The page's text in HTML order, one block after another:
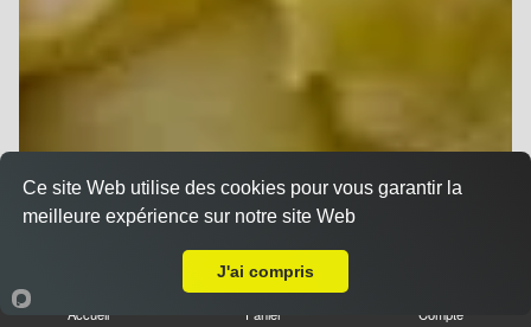
Accueil Panier Compte
Ce site Web utilise des cookies pour vous garantir la
meilleure expérience sur notre site Web
J'ai compris